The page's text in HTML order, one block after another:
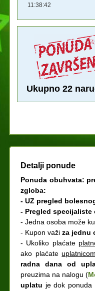
11:38:42
Ukupno 22
Detalji ponude
Ponuda obuhvata:
zgloba:
- UZ pregled
- Pregled
- Jedna osoba može
- Kupon važi za jednu
- Ukoliko plaćate
ako plaćate
radna dana od
preuzima na nalogu (
uplatu je dok